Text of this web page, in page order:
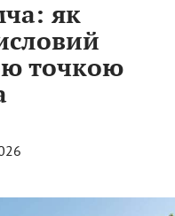
як
точкою